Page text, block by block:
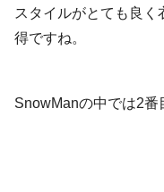
スタイルがとても良
得ですね。
SnowManの中では2番